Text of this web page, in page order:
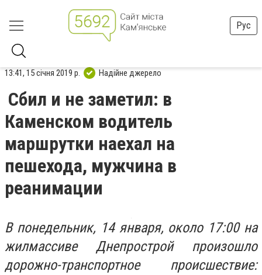
Рус
13:41, 15 січня 2019 р. Надійне джерело
Сбил и не заметил: в
Каменском водитель
маршрутки наехал на
пешехода, мужчина в
реанимации
В понедельник, 14 января, около 17:00 на
жилмассиве Днепрострой произошло
дорожно-транспортное происшествие: